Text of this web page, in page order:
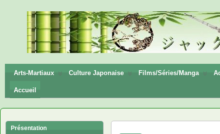
神龍
Shin-
Ryū
Arts-Martiaux Culture Japonaise Films/Séries/Manga
Accueil
Présentation